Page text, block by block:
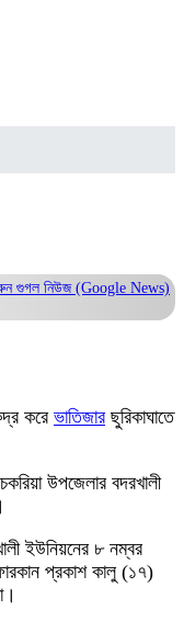
গুগল নিউজ (Google News)
করে ভাতিজারছুরিকাঘাতে
উপজেলার বদরখালী
ইউনিয়নের ৮ নম্বর
প্রকাশ কালু (১৭)